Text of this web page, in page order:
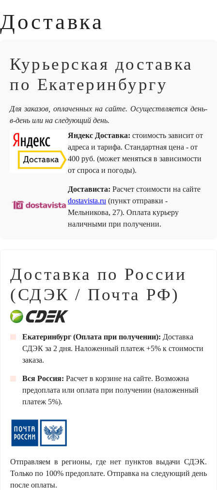
Доставка
Курьерская доставка
по Екатеринбургу
Для заказов, оплаченных на сайте. Осуществляется день-
в-день или на следующий день.
Яндекс Доставка: стоимость зависит от
адреса и тарифа. Стандартная цена - от
400 руб. (может меняться в зависимости
от спроса и погоды).
Достависта: Расчет стоимости на сайте
dostavista.ru (пункт отправки -
Мельникова, 27). Оплата курьеру
наличными при получении.
Доставка по России
(СДЭК / Почта РФ)
Екатеринбург (Оплата при получении): Доставка
СДЭК за 2 дня. Наложенный платеж +5% к стоимости
заказа.
Вся Россия: Расчет в корзине на сайте. Возможна
предоплата или оплата при получении (наложенный
платеж 5%).
Отправляем в регионы, где нет пунктов выдачи СДЭК.
Только по 100% предоплате. Отправка на следующий день
после оплаты.